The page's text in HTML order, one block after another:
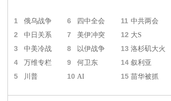
1 俄乌战争 6 四中全会 11 中共两会
2 中日关系 7 美伊冲突 12 大S
3 中美冷战 8 以伊战争 13 洛杉矶大火
4 万维专栏 9 何卫东 14 叙利亚
5 川普 10 AI 15 苗华被抓